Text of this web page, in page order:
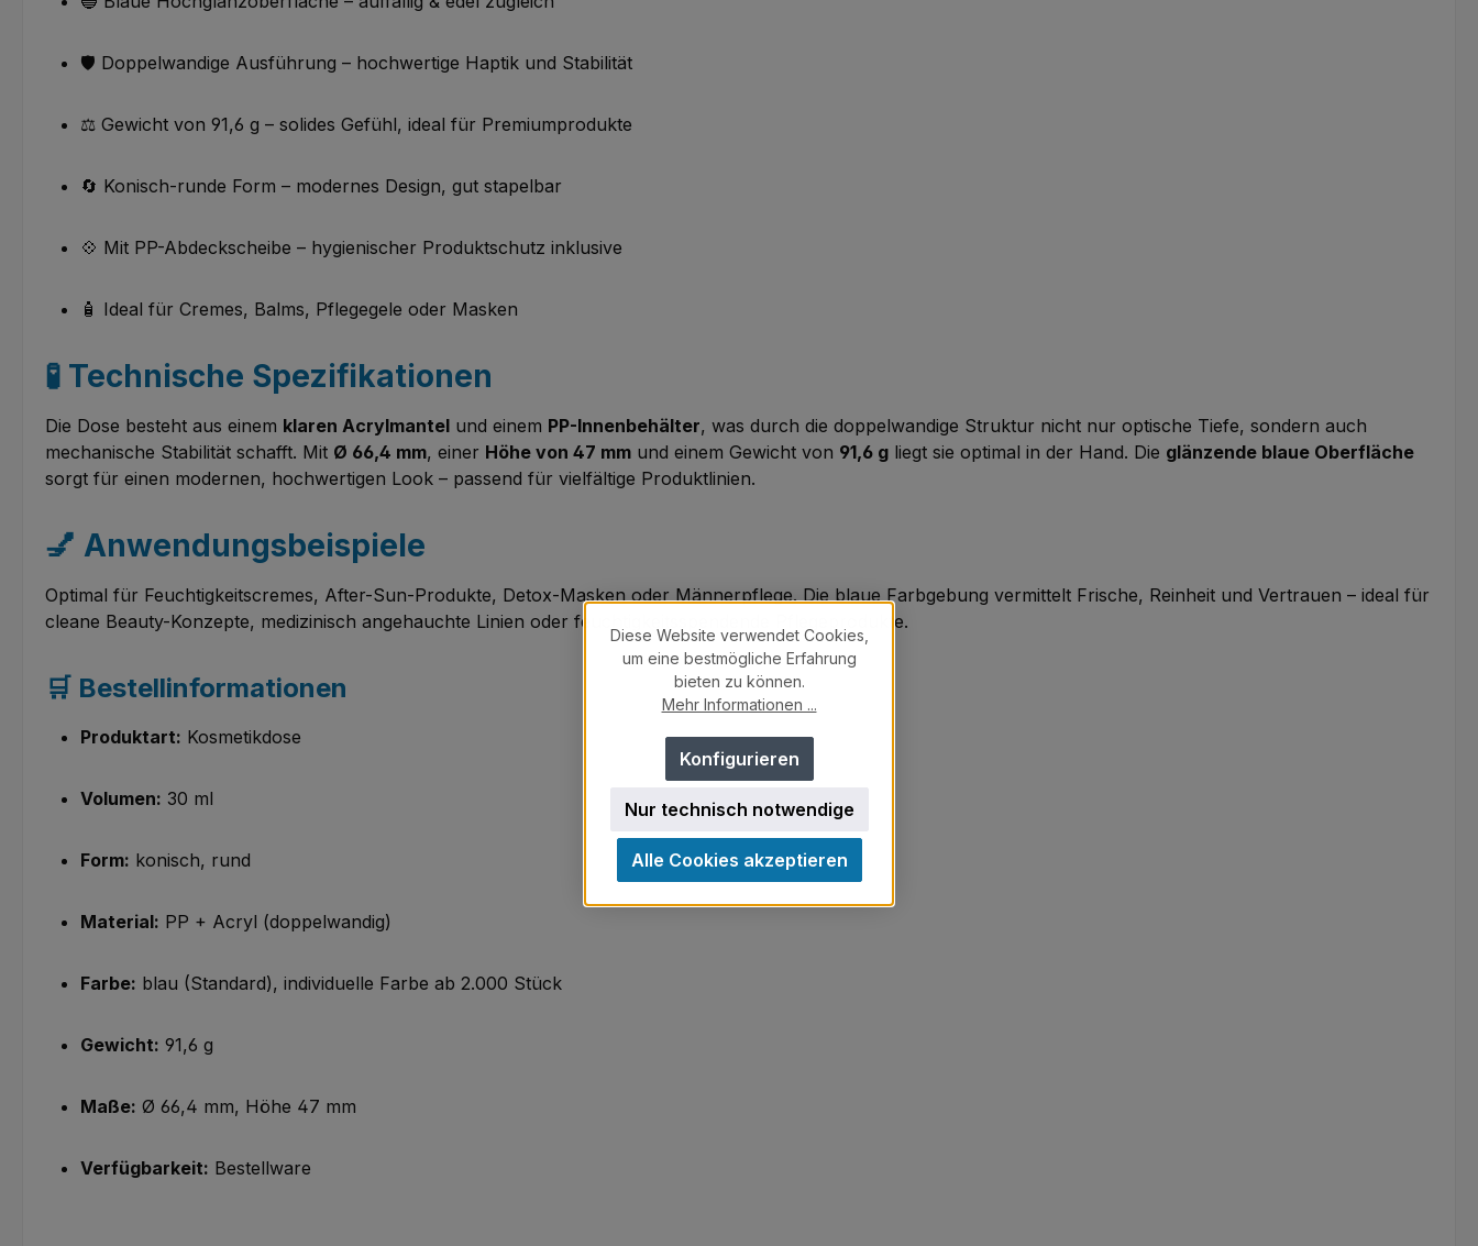
🛡️ Doppelwandige Ausführung – hochwertige Haptik und Stabilität
⚖️ Gewicht von 91,6 g – solides Gefühl, ideal für Premiumprodukte
🔄 Konisch-runde Form – modernes Design, gut stapelbar
💠 Mit PP-Abdeckscheibe – hygienischer Produktschutz inklusive
🧴 Ideal für Cremes, Balms, Pflegegele oder Masken
🧪 Technische Spezifikationen
Die Dose besteht aus einem klaren Acrylmantel und einem PP-Innenbehälter, was durch die doppelwandige Struktur nicht nur optische Tiefe, sondern auch
mechanische Stabilität schafft. Mit Ø 66,4 mm, einer Höhe von 47 mm und einem Gewicht von 91,6 g liegt sie optimal in der Hand. Die glänzende blaue Oberfläche
sorgt für einen modernen, hochwertigen Look – passend für vielfältige Produktlinien.
💅 Anwendungsbeispiele
Optimal für Feuchtigkeitscremes, After-Sun-Produkte, Detox-Masken oder Männerpflege. Die blaue Farbgebung vermittelt Frische, Reinheit und Vertrauen – ideal für
cleane Beauty-Konzepte, medizinisch angehauchte Linien oder feuchtigkeitsspendende Pflegeprodukte.
🛒 Bestellinformationen
Produktart: Kosmetikdose
Volumen: 30 ml
Form: konisch, rund
Material: PP + Acryl (doppelwandig)
Farbe: blau (Standard), individuelle Farbe ab 2.000 Stück
Gewicht: 91,6 g
Maße: Ø 66,4 mm, Höhe 47 mm
Verfügbarkeit: Bestellware
Diese Website verwendet Cookies,
um eine bestmögliche Erfahrung
bieten zu können.
Mehr Informationen ...
Nur technisch notwendige
Konfigurieren
Alle Cookies akzeptieren